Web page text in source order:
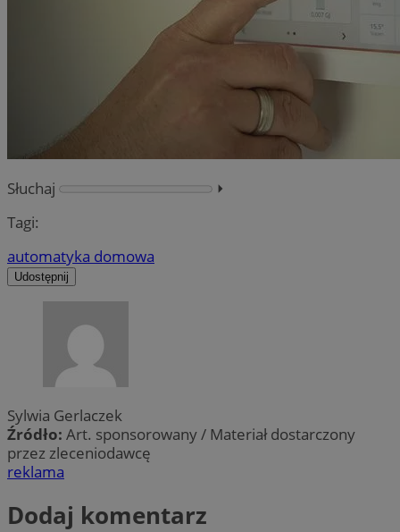
Słuchaj
⏵︎
Tagi:
automatyka domowa
Udostępnij
Sylwia Gerlaczek
Źródło: Art. sponsorowany / Materiał dostarczony
przez zleceniodawcę
reklama
Dodaj komentarz